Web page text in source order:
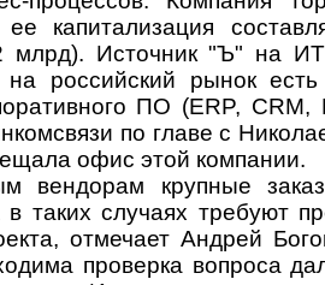
капитализация
млрд). Источник "Ъ" на
российский рынок есть
ПО (ERP,
по главе с
офис этой компании.
вендорам крупные
таких случаях требуют
отмечает Андрей
проверка вопроса